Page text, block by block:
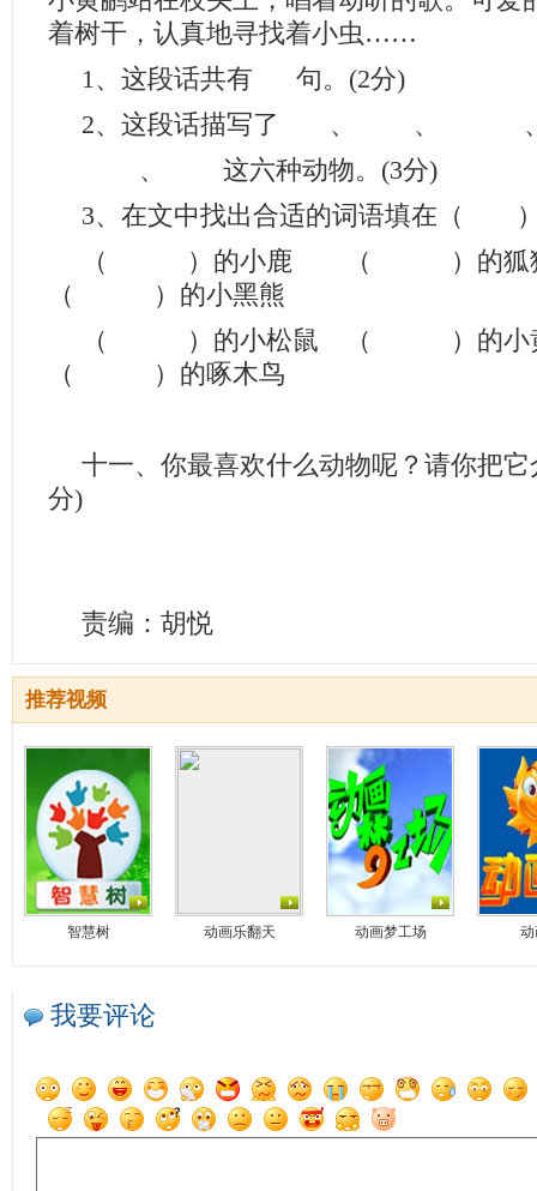
着树干，认真地寻找着小虫……
1、这段话共有 句。(2分)
2、这段话描写了 、 、
、 这六种动物。(3分)
3、在文中找出合适的词语填在（
（ ）的小鹿 （ ）的
（ ）的小黑熊
（ ）的小松鼠 （ ）的小
（ ）的啄木鸟
十一、你最喜欢什么动物呢？请你把
分)
责编：胡悦
推荐视频
智慧树 动画乐翻天 动画梦工场 动
我要评论